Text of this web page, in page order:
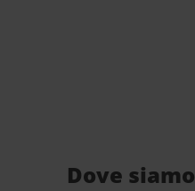
Dove siamo